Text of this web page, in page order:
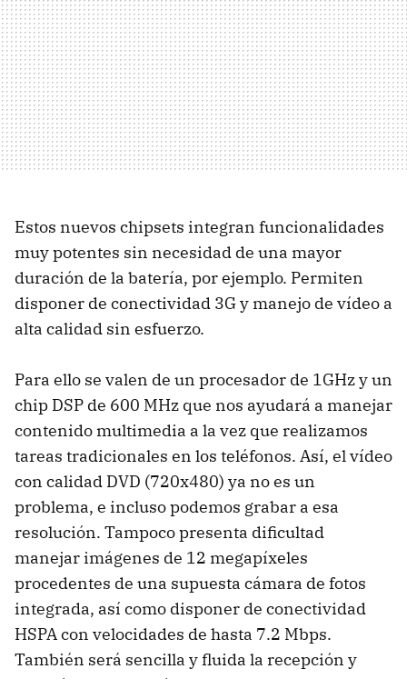
Estos nuevos chipsets integran funcionalidades
muy potentes sin necesidad de una mayor
duración de la batería, por ejemplo. Permiten
disponer de conectividad 3G y manejo de vídeo a
alta calidad sin esfuerzo.
Para ello se valen de un procesador de 1GHz y un
chip DSP de 600 MHz que nos ayudará a manejar
contenido multimedia a la vez que realizamos
tareas tradicionales en los teléfonos. Así, el vídeo
con calidad DVD (720x480) ya no es un
problema, e incluso podemos grabar a esa
resolución. Tampoco presenta dificultad
manejar imágenes de 12 megapíxeles
procedentes de una supuesta cámara de fotos
integrada, así como disponer de conectividad
HSPA con velocidades de hasta 7.2 Mbps.
También será sencilla y fluida la recepción y